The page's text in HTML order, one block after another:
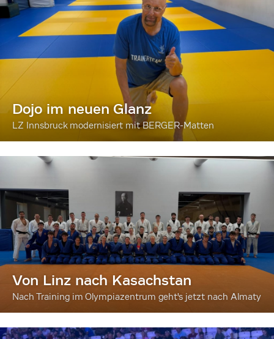
Dojo im neuen Glanz
LZ Innsbruck modernisiert mit BERGER-Matten
Von Linz nach Kasachstan
Nach Training im Olympiazentrum geht's jetzt nach Almaty